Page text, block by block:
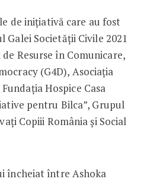
de inițiativă care au fost
Societății Civile 2021
Resurse în Comunicare,
(G4D), Asociația
Hospice Casa
pentru Bilca”, Grupul
Copiii România și Social
încheiat între Ashoka